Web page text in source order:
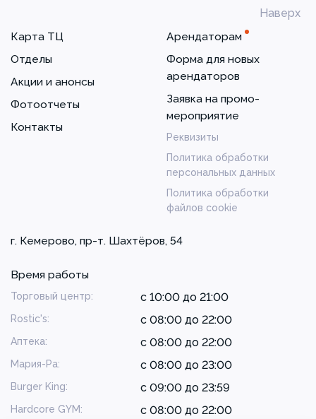
Наверх
Карта ТЦ
Отделы
Акции и анонсы
Фотоотчеты
Контакты
Арендаторам
Форма для новых
арендаторов
Заявка на промо-
мероприятие
Реквизиты
Политика обработки
персональных данных
Политика обработки
файлов cookie
г. Кемерово, пр-т. Шахтёров, 54
Время работы
Торговый центр: с 10:00 до 21:00
Rostic's: с 08:00 до 22:00
Аптека: с 08:00 до 22:00
Мария-Ра: с 08:00 до 23:00
Burger King: с 09:00 до 23:59
Hardcore GYM: с 08:00 до 22:00